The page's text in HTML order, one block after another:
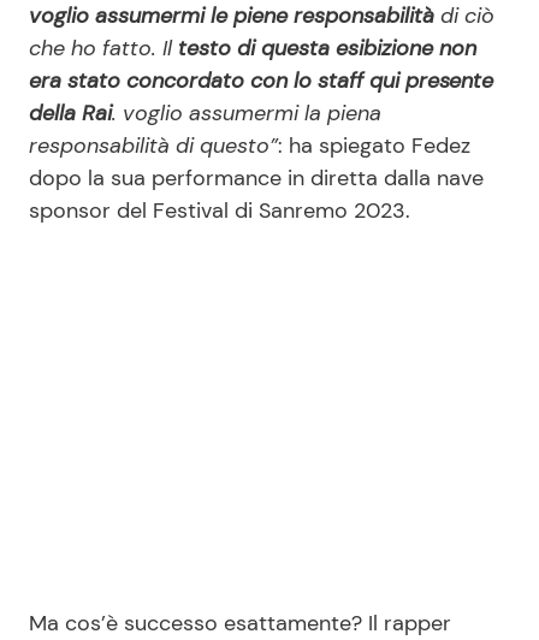
News benessere
Salute
Viaggi e Turismo
Primi Piatti
Ricette Facili e Veloci
Ricette Feste
Redazione
voglio assumermi le piene responsabilità di ciò
che ho fatto. Il testo di questa esibizione non
era stato concordato con lo staff qui presente
della Rai. voglio assumermi la piena
responsabilità di questo”: ha spiegato Fedez
dopo la sua performance in diretta dalla nave
sponsor del Festival di Sanremo 2023.
Ma cos’è successo esattamente? Il rapper